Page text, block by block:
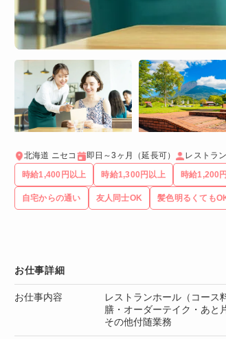
北海道 ニセコ 即日～3ヶ月（延長可） レストラ
時給1,400円以上 時給1,300円以上 時給1,200
自宅からの通い 友人同士OK 髪色明るくても
お仕事詳細
お仕事内容
レストランホール（コース
膳・オーダーテイク・あと
その他付随業務